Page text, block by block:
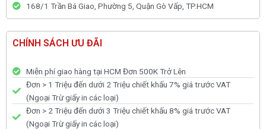
168/1 Trần Bá Giao, Phường 5, Quận Gò Vấp, TP.HCM
CHÍNH SÁCH ƯU ĐÃI
Miễn phí giao hàng tại HCM Đơn 500K Trở Lên
Đơn > 1 Triệu đến dưới 2 Triệu chiết khấu 7% giá trước VAT
(Ngoại Trừ giấy in các loại)
Đơn > 2 Triệu đến dưới 3 Triệu chiết khấu 8% giá trước VAT
(Ngoại Trừ giấy in các loại)